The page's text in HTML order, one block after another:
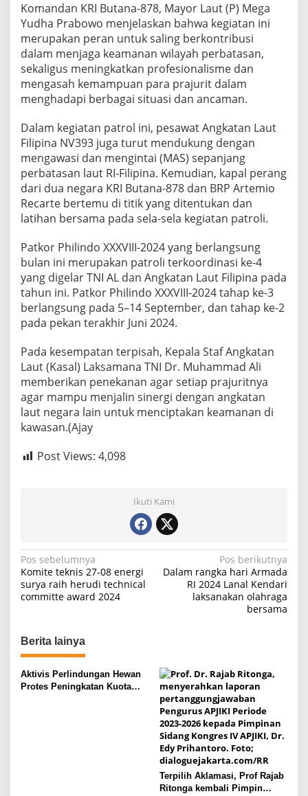
o
l
i
b
e
r
s
a
d
i
w
i
a
y
a
p
r
b
a
t
a
s
n
Komandan KRI Butana-878, Mayor Laut (P) Mega
Yudha Prabowo menjelaskan bahwa kegiatan ini
merupakan peran untuk saling berkontribusi
dalam menjaga keamanan wilayah perbatasan,
sekaligus meningkatkan profesionalisme dan
mengasah kemampuan para prajurit dalam
menghadapi berbagai situasi dan ancaman.
Dalam kegiatan patrol ini, pesawat Angkatan Laut
Filipina NV393 juga turut mendukung dengan
mengawasi dan mengintai (MAS) sepanjang
perbatasan laut RI-Filipina. Kemudian, kapal perang
dari dua negara KRI Butana-878 dan BRP Artemio
Recarte bertemu di titik yang ditentukan dan
latihan bersama pada sela-sela kegiatan patroli.
Patkor Philindo XXXVIII-2024 yang berlangsung
bulan ini merupakan patroli terkoordinasi ke-4
yang digelar TNI AL dan Angkatan Laut Filipina pada
tahun ini. Patkor Philindo XXXVIII-2024 tahap ke-3
berlangsung pada 5–14 September, dan tahap ke-2
pada pekan terakhir Juni 2024.
Pada kesempatan terpisah, Kepala Staf Angkatan
Laut (Kasal) Laksamana TNI Dr. Muhammad Ali
memberikan penekanan agar setiap prajuritnya
agar mampu menjalin sinergi dengan angkatan
laut negara lain untuk menciptakan keamanan di
kawasan.(Ajay
Post Views: 4,098
Ikuti Kami
N
a
v
g
a
s
Pos sebelumnya
Komite teknis 27-08 energi
surya raih herudi technical
committe award 2024
Pos berikutnya
Dalam rangka hari Armada
RI 2024 Lanal Kendari
laksanakan olahraga
bersama
Berita lainya
Aktivis Perlindungan Hewan
Protes Peningkatan Kuota
Terpilih Aklamasi, Prof Rajab
Ritonga kembali Pimpin